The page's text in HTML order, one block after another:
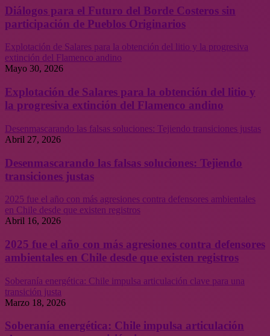
Diálogos para el Futuro del Borde Costeros sin
participación de Pueblos Originarios
Explotación de Salares para la obtención del litio y la progresiva
extinción del Flamenco andino
Mayo 30, 2026
Explotación de Salares para la obtención del litio y
la progresiva extinción del Flamenco andino
Desenmascarando las falsas soluciones: Tejiendo transiciones justas
Abril 27, 2026
Desenmascarando las falsas soluciones: Tejiendo
transiciones justas
2025 fue el año con más agresiones contra defensores ambientales
en Chile desde que existen registros
Abril 16, 2026
2025 fue el año con más agresiones contra defensores
ambientales en Chile desde que existen registros
Soberanía energética: Chile impulsa articulación clave para una
transición justa
Marzo 18, 2026
Soberanía energética: Chile impulsa articulación